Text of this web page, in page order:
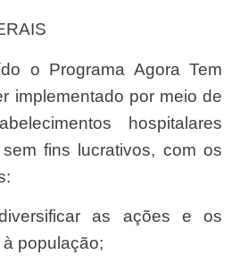
implementado por meio de
hospitalares
fins lucrativos, com os
população;